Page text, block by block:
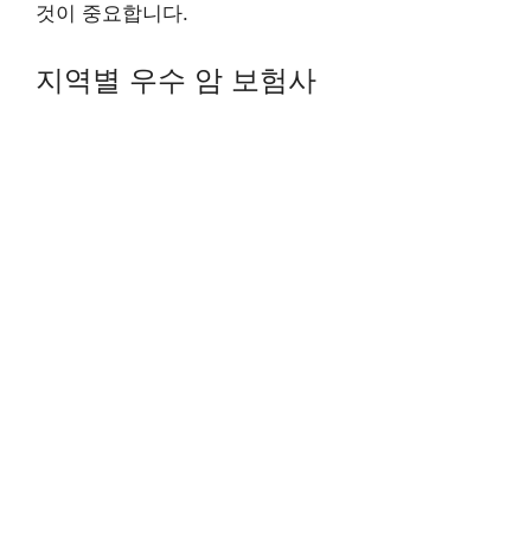
것이 중요합니다.
지역별 우수 암 보험사